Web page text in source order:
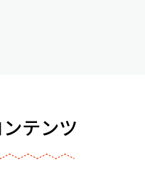
テンツ